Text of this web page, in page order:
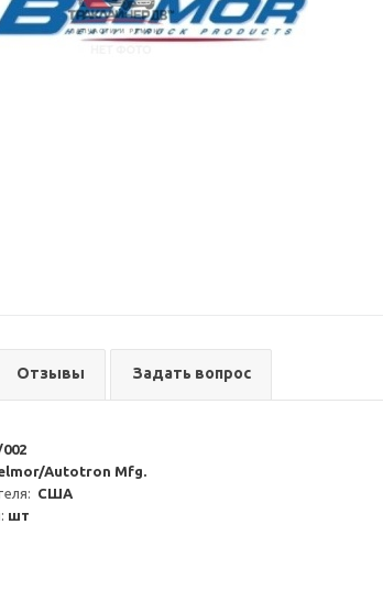
Отзывы Задать вопрос
002
Autotron Mfg.
США
шт